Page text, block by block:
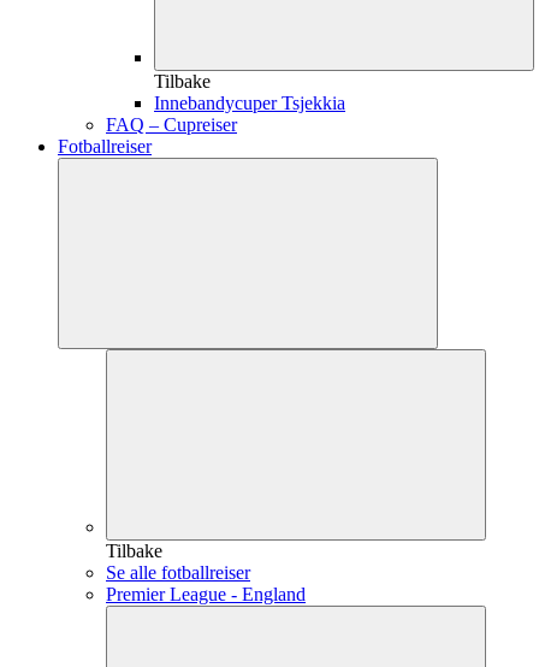
Tilbake
Innebandycuper Tsjekkia
FAQ – Cupreiser
Fotballreiser
Tilbake
Se alle fotballreiser
Premier League - England